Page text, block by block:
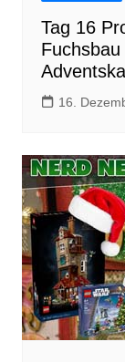
Tag 16
16.